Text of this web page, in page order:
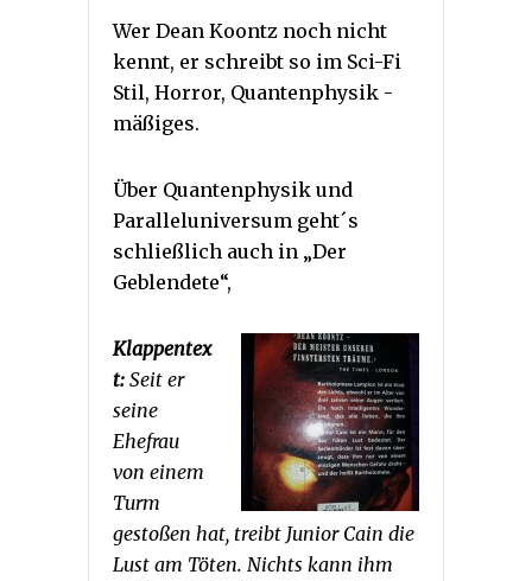
Wer Dean Koontz noch nicht
kennt, er schreibt so im Sci-Fi
Stil, Horror, Quantenphysik -
mäßiges.
Über Quantenphysik und
Paralleluniversum geht´s
schließlich auch in „Der
Geblendete“,
Klappentex
t: Seit er
seine
Ehefrau
von einem
Turm
gestoßen hat, treibt Junior Cain die
Lust am Töten. Nichts kann ihm